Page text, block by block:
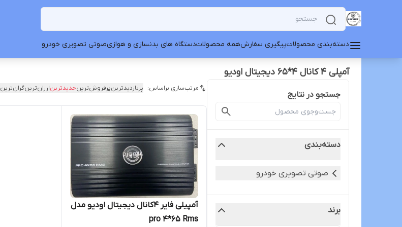
دسته‌بندی محصولاتپیگیری سفارشهمه محصولاتدستگاه های بدنسازی و هوازیصوتی تصویری خودرو
آمپلی 4 کانال 4*65 دیجیتال اودیو
جستجو در نتایج
دسته‌بندی
صوتی تصویری خودرو
برند
مرتب‌سازی براساس: پربازدیدترینپرفروش‌ترینجدیدترینارزان‌ترینگران‌ترین
آمپیلی فایر 4کانال دیجیتال اودیو مدل
pro 4*65 Rms